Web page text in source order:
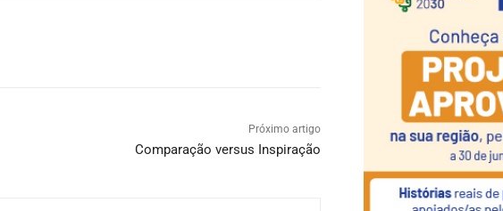
Próximo artigo
Comparação versus Inspiração